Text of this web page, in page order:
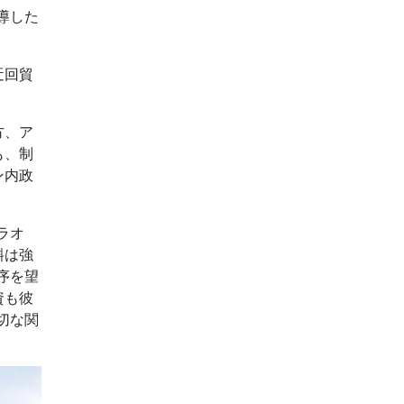
した
貿
ア
、制
内政
オ
は強
を望
も彼
な関